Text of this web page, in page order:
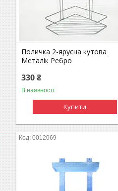
Поличка 2-ярусна кутова
Металік Ребро
330 ₴
В наявності
Купити
0012069